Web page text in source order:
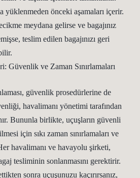
yüklenmeden önceki aşamaları içerir.
meydana gelirse ve bagajınız
teslim edilen bagajınızı geri
Güvenlik ve Zaman Sınırlamaları
güvenlik prosedürlerine de
havalimanı yönetimi tarafından
Bununla birlikte, uçuşların güvenli
için sıkı zaman sınırlamaları ve
havalimanı ve havayolu şirketi,
tesliminin sonlanmasını gerektirir.
sonra uçuşunuzu kaçırırsanız,